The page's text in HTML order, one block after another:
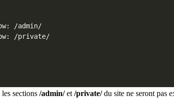
/admin/
Disallow: /private/
sections /admin/et /private/du site ne seront pas